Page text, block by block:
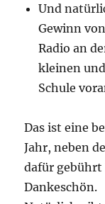
Und
Gewinn
Radio an
kleinen
Schule
Das ist eine
Jahr, neben
dafür gebührt
Dankeschön.